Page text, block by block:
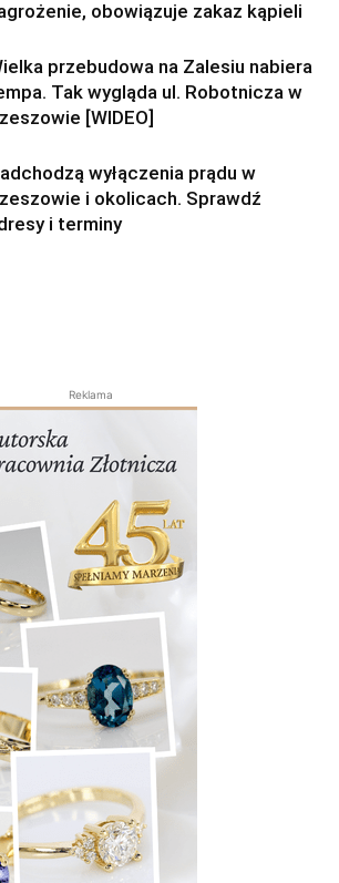
obowiązuje zakaz kąpieli
przebudowa na Zalesiu nabiera
Tak wygląda ul. Robotnicza w
[WIDEO]
wyłączenia prądu w
i okolicach. Sprawdź
i terminy
Reklama